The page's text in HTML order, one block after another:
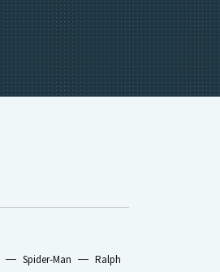
Spider-Man
Ralph